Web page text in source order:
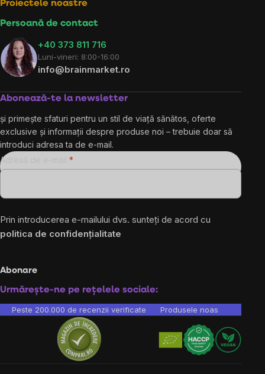
Proiectele noastre
Persoană de contact
+40 373 811 716
Luni-vineri: 8:00-16:00
info@brainmarket.ro
Abonează-te la newsletter
și primește sfaturi pentru un stil de viață sănătos, oferte
exclusive și informații despre produse noi – trebuie doar să
introduci adresa ta de e-mail.
Adresă de e-mail
Prin introducerea e-mailului dvs. sunteți de acord cu
politica de confidențialitate
Abonare
Urmărește-ne pe rețelele sociale:
Peste 200.000 de recenzii verificate Produsele noastre sunt